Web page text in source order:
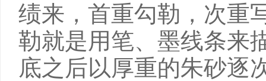
绩来，首重勾勒，次重
勒就是用笔、墨线条来
底之后以厚重的朱砂逐